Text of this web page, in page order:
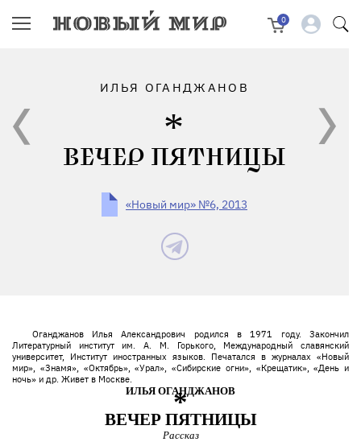
0
ИЛЬЯ ОГАНДЖАНОВ
ВЕЧЕР ПЯТНИЦЫ
«Новый мир» №6, 2013
Оганджанов Илья Александрович родился в 1971 году. Закончил
Литературный институт им. А. М. Горького, Международный славянский
университет, Институт иностранных языков. Печатался в журналах «Новый
мир», «Знамя», «Октябрь», «Урал», «Сибирские огни», «Крещатик», «День и
ночь» и др. Живет в Москве.
ИЛЬЯ ОГАНДЖАНОВ
*
ВЕЧЕР ПЯТНИЦЫ
Рассказ